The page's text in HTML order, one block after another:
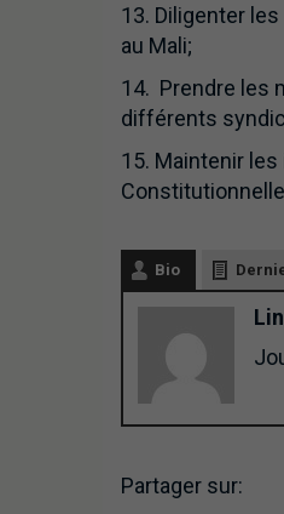
13. Diligenter
au Mali;
14. Prendre les
différents
15. Maintenir
Bio
Partager sur: